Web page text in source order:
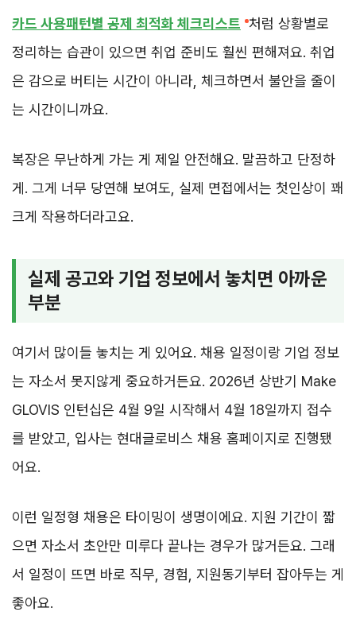
카드 사용패턴별 공제 최적화 체크리스트 처럼 상황별로
정리하는 습관이 있으면 취업 준비도 훨씬 편해져요. 취업
은 감으로 버티는 시간이 아니라, 체크하면서 불안을 줄이
는 시간이니까요.
복장은 무난하게 가는 게 제일 안전해요. 말끔하고 단정하
게. 그게 너무 당연해 보여도, 실제 면접에서는 첫인상이 꽤
크게 작용하더라고요.
실제 공고와 기업 정보에서 놓치면 아까운
부분
여기서 많이들 놓치는 게 있어요. 채용 일정이랑 기업 정보
는 자소서 못지않게 중요하거든요. 2026년 상반기 Make
GLOVIS 인턴십은 4월 9일 시작해서 4월 18일까지 접수
를 받았고, 입사는 현대글로비스 채용 홈페이지로 진행됐
어요.
이런 일정형 채용은 타이밍이 생명이에요. 지원 기간이 짧
으면 자소서 초안만 미루다 끝나는 경우가 많거든요. 그래
서 일정이 뜨면 바로 직무, 경험, 지원동기부터 잡아두는 게
좋아요.